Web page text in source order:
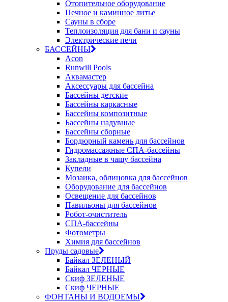
Отопительное оборудование
Печное и каминное литье
Сауны в сборе
Теплоизоляция для бани и сауны
Электрические печи
БАССЕЙНЫ
Acon
Runwill Pools
Аквамастер
Аксессуары для бассейна
Бассейны детские
Бассейны каркасные
Бассейны композитные
Бассейны надувные
Бассейны сборные
Бордюрный камень для бассейнов
Гидромассажные СПА-бассейны
Закладные в чашу бассейна
Купели
Мозаика, облицовка для бассейнов
Оборудование для бассейнов
Освещение для бассейнов
Павильоны для бассейнов
Робот-очиститель
СПА-бассейны
Фотометры
Химия для бассейнов
Пруды садовые
Байкал ЗЕЛЕНЫЙ
Байкал ЧЕРНЫЕ
Скиф ЗЕЛЕНЫЕ
Скиф ЧЕРНЫЕ
ФОНТАНЫ И ВОДОЕМЫ